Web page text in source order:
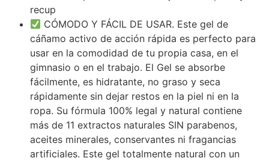
recup
CÓMODO Y FÁCIL DE USAR. Este gel de
cáñamo activo de acción rápida es perfecto para
usar en la comodidad de tu propia casa, en el
gimnasio o en el trabajo. El Gel se absorbe
fácilmente, es hidratante, no graso y seca
rápidamente sin dejar restos en la piel ni en la
ropa. Su fórmula 100% legal y natural contiene
más de 11 extractos naturales SIN parabenos,
aceites minerales, conservantes ni fragancias
artificiales. Este gel totalmente natural con un